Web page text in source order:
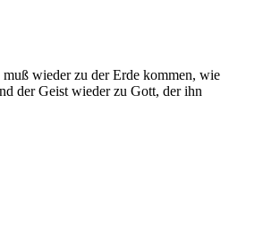
muß wieder zu der Erde kommen, wie
der Geist wieder zu Gott, der ihn